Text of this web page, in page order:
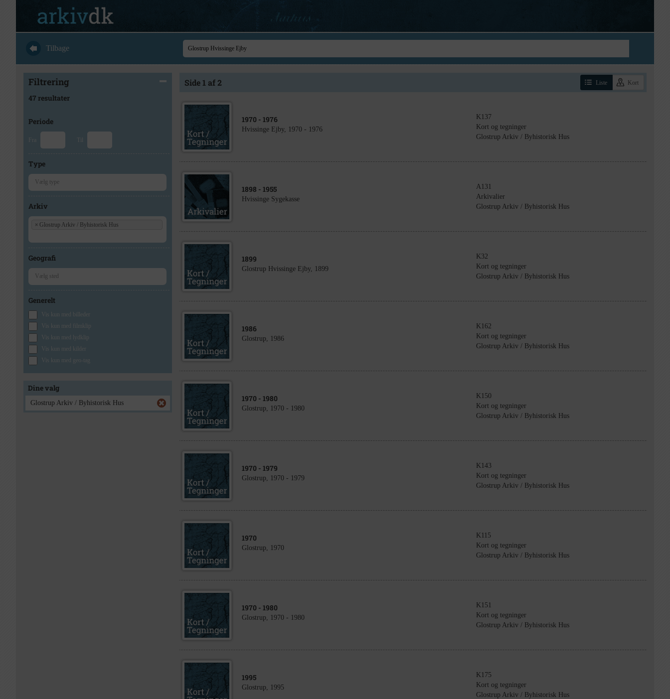
Tilbage
Filtrering
47 resultater
Periode
Fra Til
Type
Arkiv
× Glostrup Arkiv / Byhistorisk Hus
Geografi
Generelt
Vis kun med billeder
Vis kun med filmklip
Vis kun med lydklip
Vis kun med kilder
Vis kun med geo-tag
Dine valg
Glostrup Arkiv / Byhistorisk Hus
Side 1 af 2 Liste Kort
1970 - 1976
Hvissinge Ejby, 1970 - 1976
K137
Kort og tegninger
Glostrup Arkiv / Byhistorisk Hus
1898 - 1955
Hvissinge Sygekasse
A131
Arkivalier
Glostrup Arkiv / Byhistorisk Hus
1899
Glostrup Hvissinge Ejby, 1899
K32
Kort og tegninger
Glostrup Arkiv / Byhistorisk Hus
1986
Glostrup, 1986
K162
Kort og tegninger
Glostrup Arkiv / Byhistorisk Hus
1970 - 1980
Glostrup, 1970 - 1980
K150
Kort og tegninger
Glostrup Arkiv / Byhistorisk Hus
1970 - 1979
Glostrup, 1970 - 1979
K143
Kort og tegninger
Glostrup Arkiv / Byhistorisk Hus
1970
Glostrup, 1970
K115
Kort og tegninger
Glostrup Arkiv / Byhistorisk Hus
1970 - 1980
Glostrup, 1970 - 1980
K151
Kort og tegninger
Glostrup Arkiv / Byhistorisk Hus
1995
Glostrup, 1995
K175
Kort og tegninger
Glostrup Arkiv / Byhistorisk Hus